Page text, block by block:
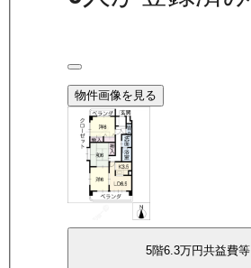
物件画像を見る
5階6.3万円共益費等